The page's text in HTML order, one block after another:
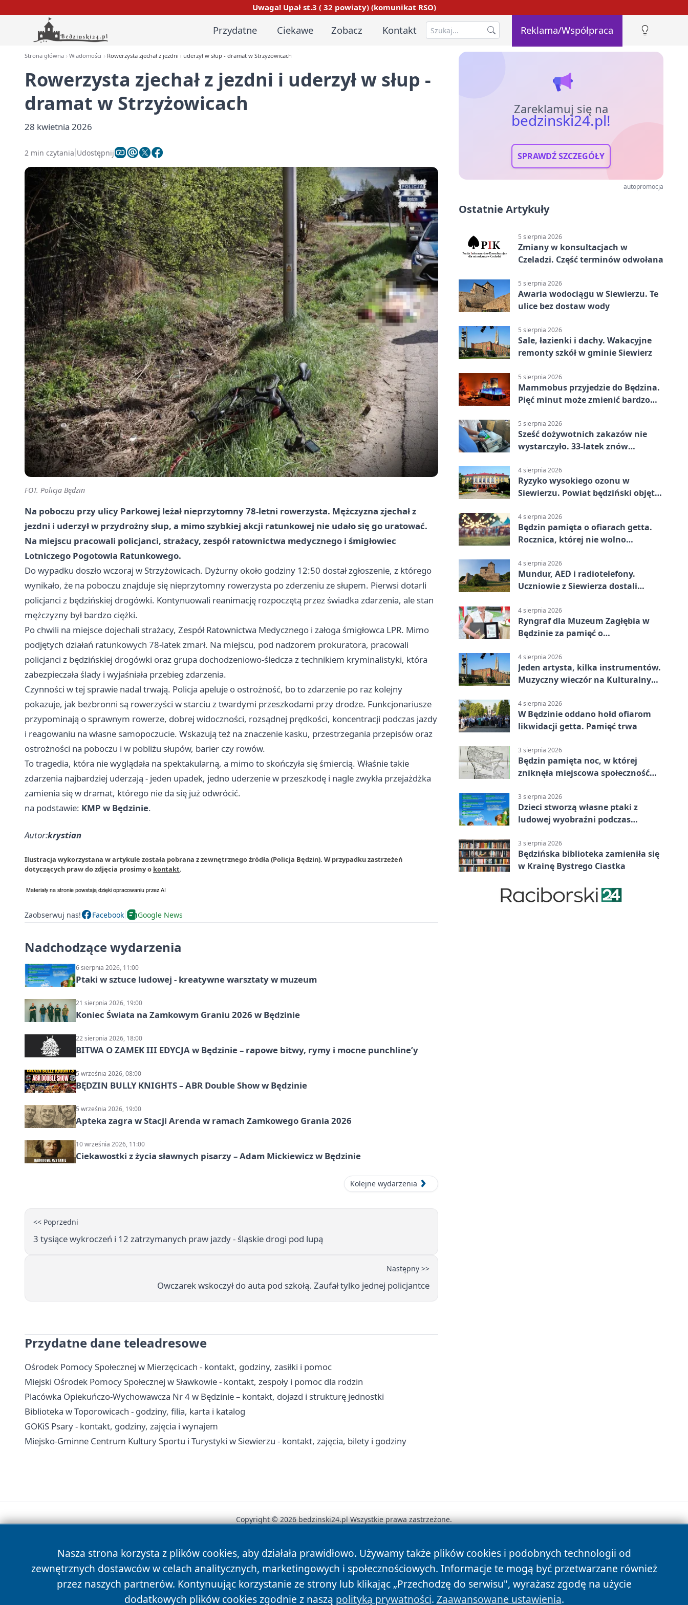
Uwaga! Upał st.3 ( 32 powiaty) (komunikat RSO)
Przydatne Ciekawe Zobacz Kontakt Reklama/Współpraca
Strona główna Wiadomości Rowerzysta zjechał z jezdni i uderzył w słup - dramat w Strzyżowicach
Rowerzysta zjechał z jezdni i uderzył w słup -
dramat w Strzyżowicach
28 kwietnia 2026
2 min czytania Udostępnij
FOT. Policja Będzin
Na poboczu przy ulicy Parkowej leżał nieprzytomny 78-letni rowerzysta. Mężczyzna zjechał z
jezdni i uderzył w przydrożny słup, a mimo szybkiej akcji ratunkowej nie udało się go uratować.
Na miejscu pracowali policjanci, strażacy, zespół ratownictwa medycznego i śmigłowiec
Lotniczego Pogotowia Ratunkowego.
Do wypadku doszło wczoraj w Strzyżowicach. Dyżurny około godziny 12:50 dostał zgłoszenie, z którego
wynikało, że na poboczu znajduje się nieprzytomny rowerzysta po zderzeniu ze słupem. Pierwsi dotarli
policjanci z będzińskiej drogówki. Kontynuowali reanimację rozpoczętą przez świadka zdarzenia, ale stan
mężczyzny był bardzo ciężki.
Po chwili na miejsce dojechali strażacy, Zespół Ratownictwa Medycznego i załoga śmigłowca LPR. Mimo
podjętych działań ratunkowych 78-latek zmarł. Na miejscu, pod nadzorem prokuratora, pracowali
policjanci z będzińskiej drogówki oraz grupa dochodzeniowo-śledcza z technikiem kryminalistyki, która
zabezpieczała ślady i wyjaśniała przebieg zdarzenia.
Czynności w tej sprawie nadal trwają. Policja apeluje o ostrożność, bo to zdarzenie po raz kolejny
pokazuje, jak bezbronni są rowerzyści w starciu z twardymi przeszkodami przy drodze. Funkcjonariusze
przypominają o sprawnym rowerze, dobrej widoczności, rozsądnej prędkości, koncentracji podczas jazdy
i reagowaniu na własne samopoczucie. Wskazują też na znaczenie kasku, przestrzegania przepisów oraz
ostrożności na poboczu i w pobliżu słupów, barier czy rowów.
To tragedia, która nie wyglądała na spektakularną, a mimo to skończyła się śmiercią. Właśnie takie
zdarzenia najbardziej uderzają - jeden upadek, jedno uderzenie w przeszkodę i nagle zwykła przejażdżka
zamienia się w dramat, którego nie da się już odwrócić.
na podstawie: KMP w Będzinie.
Autor:krystian
Ilustracja wykorzystana w artykule została pobrana z zewnętrznego źródła (Policja Będzin). W przypadku zastrzeżeń
dotyczących praw do zdjęcia prosimy o kontakt.
Zaobserwuj nas! Facebook Google News
Nadchodzące wydarzenia
6 sierpnia 2026, 11:00
Ptaki w sztuce ludowej - kreatywne warsztaty w muzeum
21 sierpnia 2026, 19:00
Koniec Świata na Zamkowym Graniu 2026 w Będzinie
22 sierpnia 2026, 18:00
BITWA O ZAMEK III EDYCJA w Będzinie – rapowe bitwy, rymy i mocne punchline’y
5 września 2026, 08:00
BĘDZIN BULLY KNIGHTS – ABR Double Show w Będzinie
5 września 2026, 19:00
Apteka zagra w Stacji Arenda w ramach Zamkowego Grania 2026
10 września 2026, 11:00
Ciekawostki z życia sławnych pisarzy – Adam Mickiewicz w Będzinie
Kolejne wydarzenia
<< Poprzedni
3 tysiące wykroczeń i 12 zatrzymanych praw jazdy - śląskie drogi pod lupą
Następny >>
Owczarek wskoczył do auta pod szkołą. Zaufał tylko jednej policjantce
Przydatne dane teleadresowe
Ośrodek Pomocy Społecznej w Mierzęcicach - kontakt, godziny, zasiłki i pomoc
Miejski Ośrodek Pomocy Społecznej w Sławkowie - kontakt, zespoły i pomoc dla rodzin
Placówka Opiekuńczo-Wychowawcza Nr 4 w Będzinie – kontakt, dojazd i strukturę jednostki
Biblioteka w Toporowicach - godziny, filia, karta i katalog
GOKiS Psary - kontakt, godziny, zajęcia i wynajem
Miejsko-Gminne Centrum Kultury Sportu i Turystyki w Siewierzu - kontakt, zajęcia, bilety i godziny
Zareklamuj się na
bedzinski24.pl!
SPRAWDŹ SZCZEGÓŁY
autopromocja
Ostatnie Artykuły
5 sierpnia 2026
Zmiany w konsultacjach w
Czeladzi. Część terminów odwołana
5 sierpnia 2026
Awaria wodociągu w Siewierzu. Te
ulice bez dostaw wody
5 sierpnia 2026
Sale, łazienki i dachy. Wakacyjne
remonty szkół w gminie Siewierz
5 sierpnia 2026
Mammobus przyjedzie do Będzina.
Pięć minut może zmienić bardzo
5 sierpnia 2026
Sześć dożywotnich zakazów nie
wystarczyło. 33-latek znów
4 sierpnia 2026
Ryzyko wysokiego ozonu w
Siewierzu. Powiat będziński objęty
4 sierpnia 2026
Będzin pamięta o ofiarach getta.
Rocznica, której nie wolno
4 sierpnia 2026
Mundur, AED i radiotelefony.
Uczniowie z Siewierza dostali
4 sierpnia 2026
Ryngraf dla Muzeum Zagłębia w
Będzinie za pamięć o
4 sierpnia 2026
Jeden artysta, kilka instrumentów.
Muzyczny wieczór na Kulturalnym
4 sierpnia 2026
W Będzinie oddano hołd ofiarom
likwidacji getta. Pamięć trwa
3 sierpnia 2026
Będzin pamięta noc, w której
zniknęła miejscowa społeczność
3 sierpnia 2026
Dzieci stworzą własne ptaki z
ludowej wyobraźni podczas
3 sierpnia 2026
Będzińska biblioteka zamieniła się
w Krainę Bystrego Ciastka
Nasza strona korzysta z plików cookies, aby działała prawidłowo. Używamy także plików cookies i podobnych technologii od
zewnętrznych dostawców w celach analitycznych, marketingowych i społecznościowych. Informacje te mogą być przetwarzane również
przez naszych partnerów. Kontynuując korzystanie ze strony lub klikając „Przechodzę do serwisu", wyrażasz zgodę na użycie
dodatkowych plików cookies zgodnie z naszą polityką prywatności. Zaawansowane ustawienia.
Copyright © 2026 bedzinski24.pl Wszystkie prawa zastrzeżone.
News Autorzy Polityka Prywatności Polityka Cookies